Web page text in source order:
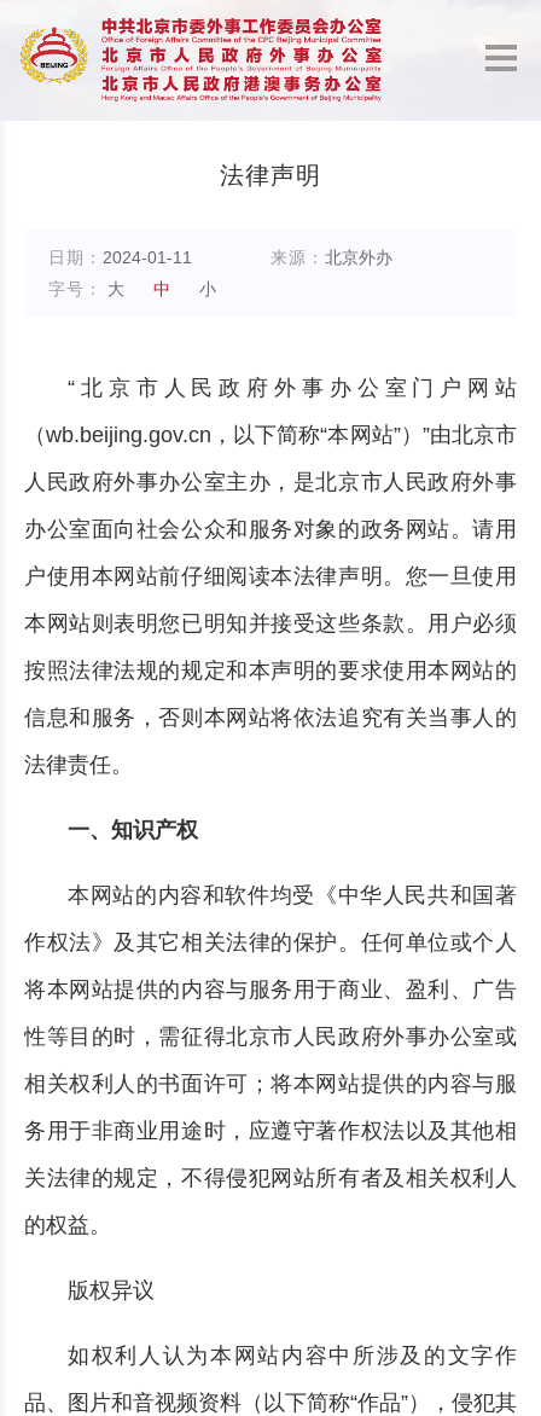
法律声明
日期： 2024-01-11 来源： 北京外办
字号：
大 中 小
“北京市人民政府外事办公室门户网站
（wb.beijing.gov.cn，以下简称“本网站”）”由北京市
人民政府外事办公室主办，是北京市人民政府外事
办公室面向社会公众和服务对象的政务网站。请用
户使用本网站前仔细阅读本法律声明。您一旦使用
本网站则表明您已明知并接受这些条款。用户必须
按照法律法规的规定和本声明的要求使用本网站的
信息和服务，否则本网站将依法追究有关当事人的
法律责任。
一、知识产权
本网站的内容和软件均受《中华人民共和国著
作权法》及其它相关法律的保护。任何单位或个人
将本网站提供的内容与服务用于商业、盈利、广告
性等目的时，需征得北京市人民政府外事办公室或
相关权利人的书面许可；将本网站提供的内容与服
务用于非商业用途时，应遵守著作权法以及其他相
关法律的规定，不得侵犯网站所有者及相关权利人
的权益。
版权异议
如权利人认为本网站内容中所涉及的文字作
品、图片和音视频资料（以下简称“作品”），侵犯其